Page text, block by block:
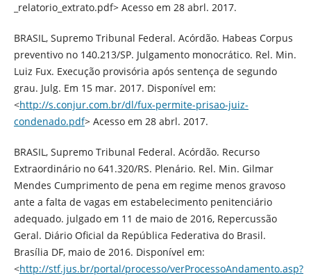
_relatorio_extrato.pdf> Acesso em 28 abrl. 2017.
BRASIL, Supremo Tribunal Federal. Acórdão. Habeas Corpus
preventivo no 140.213/SP. Julgamento monocrático. Rel. Min.
Luiz Fux. Execução provisória após sentença de segundo
grau. Julg. Em 15 mar. 2017. Disponível em:
<http://s.conjur.com.br/dl/fux-permite-prisao-juiz-
condenado.pdf> Acesso em 28 abrl. 2017.
BRASIL, Supremo Tribunal Federal. Acórdão. Recurso
Extraordinário no 641.320/RS. Plenário. Rel. Min. Gilmar
Mendes Cumprimento de pena em regime menos gravoso
ante a falta de vagas em estabelecimento penitenciário
adequado. julgado em 11 de maio de 2016, Repercussão
Geral. Diário Oficial da República Federativa do Brasil.
Brasília DF, maio de 2016. Disponível em:
<http://stf.jus.br/portal/processo/verProcessoAndamento.asp?